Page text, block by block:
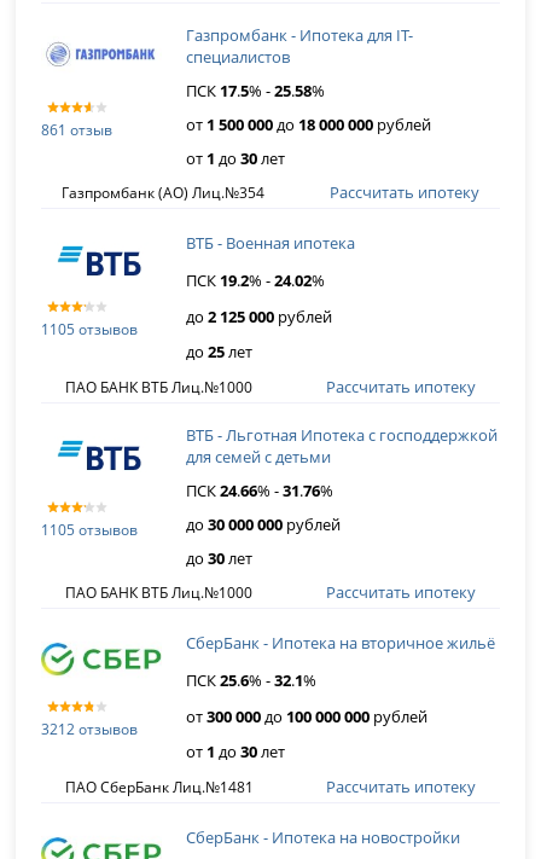
861 отзыв
Газпромбанк - Ипотека для IT-
специалистов
ПСК 17.5% -25.58%
от 1 500 000до 18 000 000 рублей
от 1 до30лет
Газпромбанк (АО) Лиц.№354 Рассчитать ипотеку
1105 отзывов
ВТБ - Военная ипотека
ПСК 19.2% -24.02%
до2 125 000 рублей
до25лет
ПАО БАНК ВТБ Лиц.№1000 Рассчитать ипотеку
1105 отзывов
ВТБ - Льготная Ипотека с господдержкой
для семей с детьми
ПСК24.66% -31.76%
до30 000 000 рублей
до30лет
ПАО БАНК ВТБ Лиц.№1000 Рассчитать ипотеку
3212 отзывов
СберБанк - Ипотека на вторичное жильё
ПСК25.6% -32.1%
от300 000до 100 000 000 рублей
от 1 до30лет
ПАО СберБанк Лиц.№1481 Рассчитать ипотеку
СберБанк - Ипотека на новостройки